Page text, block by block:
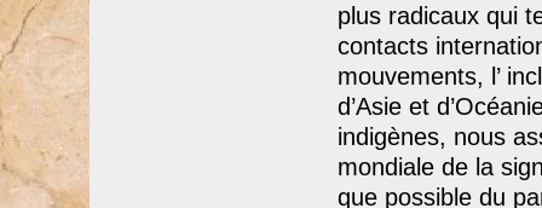
plus radicaux qui
contacts
mouvements, l’
d’Asie et
indigènes, nous
mondiale de la
que possible du